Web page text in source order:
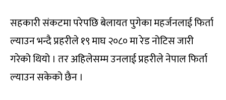
सहकारी संकटमा परेपछि बेलायत पुगेका महर्जनलाई फिर्ता
ल्याउन भन्दै प्रहरीले १९ माघ २०८० मा रेड नोटिस जारी
गरेको थियो । तर अहिलेसम्म उनलाई प्रहरीले नेपाल फिर्ता
ल्याउन सकेको छैन ।